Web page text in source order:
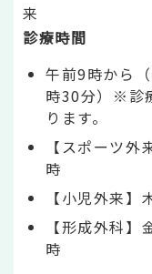
来
診療時間
午前9時から
時30分）※診
ります。
【スポーツ
時
【小児外来
【形成外科
時